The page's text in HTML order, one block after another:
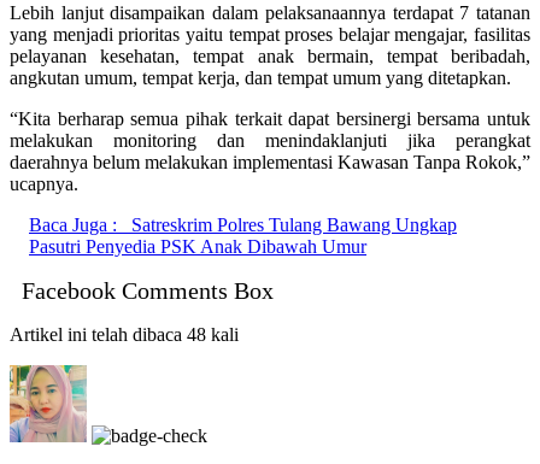
Lebih lanjut disampaikan dalam pelaksanaannya terdapat 7 tatanan
yang menjadi prioritas yaitu tempat proses belajar mengajar, fasilitas
pelayanan kesehatan, tempat anak bermain, tempat beribadah,
angkutan umum, tempat kerja, dan tempat umum yang ditetapkan.
“Kita berharap semua pihak terkait dapat bersinergi bersama untuk
melakukan monitoring dan menindaklanjuti jika perangkat
daerahnya belum melakukan implementasi Kawasan Tanpa Rokok,”
ucapnya.
Baca Juga :
Satreskrim Polres Tulang Bawang Ungkap
Pasutri Penyedia PSK Anak Dibawah Umur
Facebook Comments Box
Artikel ini telah dibaca 48 kali